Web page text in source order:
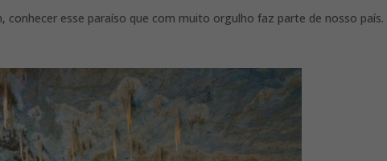
conhecer esse paraíso que com muito orgulho faz parte de nosso país.